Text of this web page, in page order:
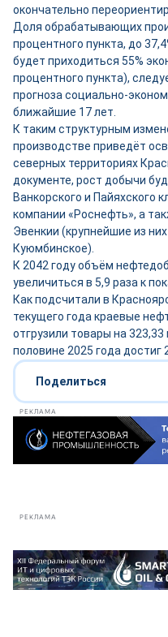
окончательно
Доля обрабатывающих
процентного пункта, до
будет приходиться 55%
процентного пункта),
прогноза социально-
ближайшие 17 лет.
К таким структурным
производстве приведёт
северных территориях
документе, рост добычи
Ванкорского и Пайяхского
компании «Роснефть», а
Эвенкии (крупнейшие из
Куюмбинское).
К 2042 году объём
увеличиться в 5,9 раза к
Как подсчитали в
текущего года краевые
отгрузили товары на
половине 2025 года достиг
Поделиться
РЕКЛАМА
РЕКЛАМА